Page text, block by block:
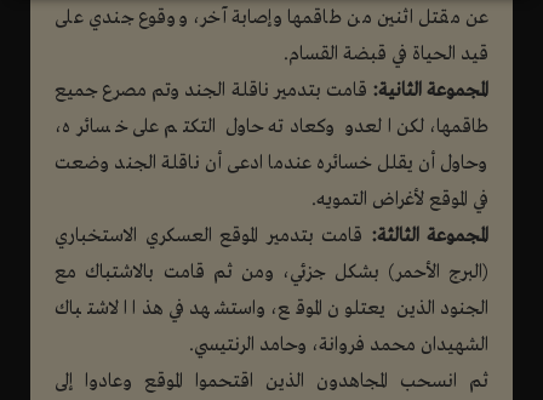
عن مقتل اثنين من طاقمها وإصابة آخر، ووقوع جندي على
قيد الحياة في قبضة القسام.
المجموعة الثانية: قامت بتدمير ناقلة الجند وتم مصرع جميع
طاقمها، لكن العدو وكعادته حاول التكتم على خسائره،
وحاول أن يقلل خسائره عندما ادعى أن ناقلة الجند وضعت
في الموقع لأغراض التمويه.
المجموعة الثالثة: قامت بتدمير الموقع العسكري الاستخباري
(البرج الأحمر) بشكل جزئي، ومن ثم قامت بالاشتباك مع
الجنود الذين يعتلون الموقع، واستشهد في هذا الاشتباك
الشهيدان محمد فروانة، وحامد الرنتيسي.
ثم انسحب المجاهدون الذين اقتحموا الموقع وعادوا إلى